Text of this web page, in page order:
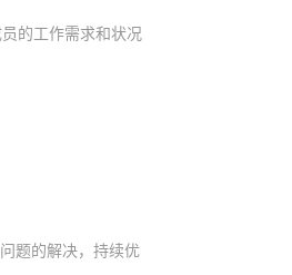
的工作需求和状况
题的解决，持续优